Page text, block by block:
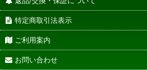
特定商取引法表示
ご利用案内
お問い合わせ